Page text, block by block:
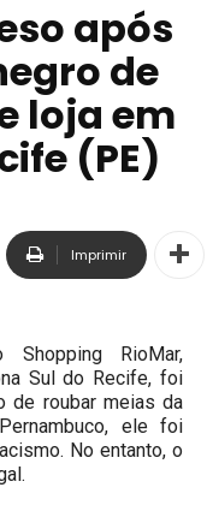
após
de
loja em
(PE)
Imprimir
RioMar,
Sul do Recife, foi
de roubar meias da
ele foi
No entanto, o